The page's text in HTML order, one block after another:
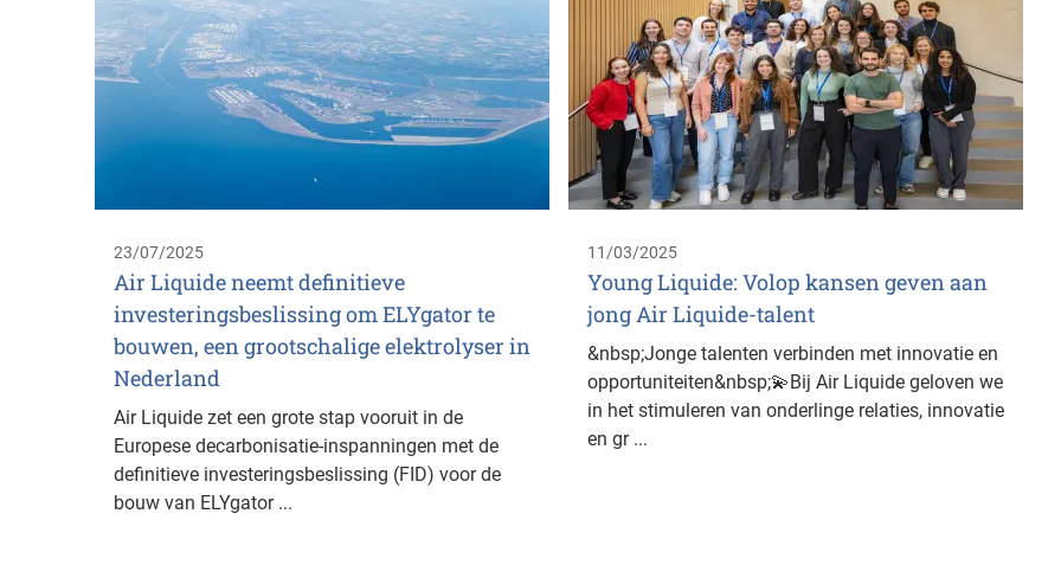
23/07/2025
Air Liquide neemt definitieve
investeringsbeslissing om ELYgator te
bouwen, een grootschalige elektrolyser in
Nederland
Air Liquide zet een grote stap vooruit in de
Europese decarbonisatie-inspanningen met de
definitieve investeringsbeslissing (FID) voor de
bouw van ELYgator ...
11/03/2025
Young Liquide: Volop kansen geven aan
jong Air Liquide-talent
&nbsp;Jonge talenten verbinden met innovatie en
opportuniteiten&nbsp;💫Bij Air Liquide geloven we
in het stimuleren van onderlinge relaties, innovatie
en gr ...